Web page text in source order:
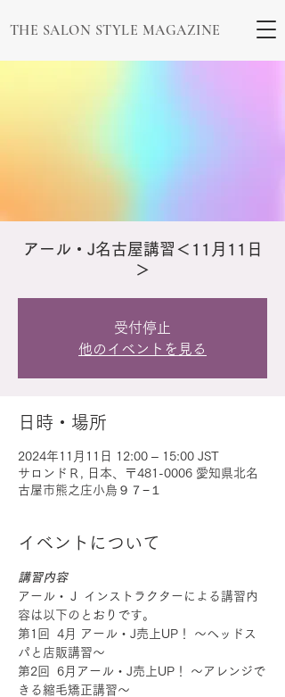
THE SALON STYLE MAGAZINE
アール・J名古屋講習＜11月11日
＞
受付停止
他のイベントを見る
日時・場所
2024年11月11日 12:00 – 15:00 JST
サロンドＲ, 日本、〒481-0006 愛知県北名
古屋市熊之庄小烏９７−１
イベントについて
講習内容
アール・Ｊ インストラクターによる講習内
容は以下のとおりです。
第1回  4月 アール・J売上UP！ ～ヘッドス
パと店販講習～
第2回  6月アール・J売上UP！ ～アレンジで
きる縮毛矯正講習～